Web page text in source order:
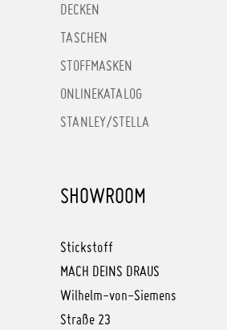
DECKEN
TASCHEN
STOFFMASKEN
ONLINEKATALOG
STANLEY/STELLA
SHOWROOM
Stickstoff
MACH DEINS DRAUS
Wilhelm-von-Siemens
Straße 23